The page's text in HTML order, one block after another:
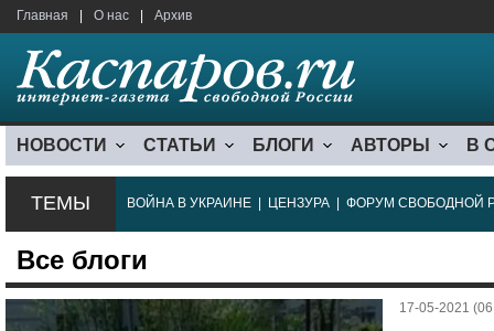
Главная О нас Архив
НОВОСТИ СТАТЬИ БЛОГИ АВТОРЫ В
ТЕМЫ ВОЙНА В УКРАИНЕ ЦЕНЗУРА ФОРУМ СВОБОДНОЙ
Все блоги
17-05-2021